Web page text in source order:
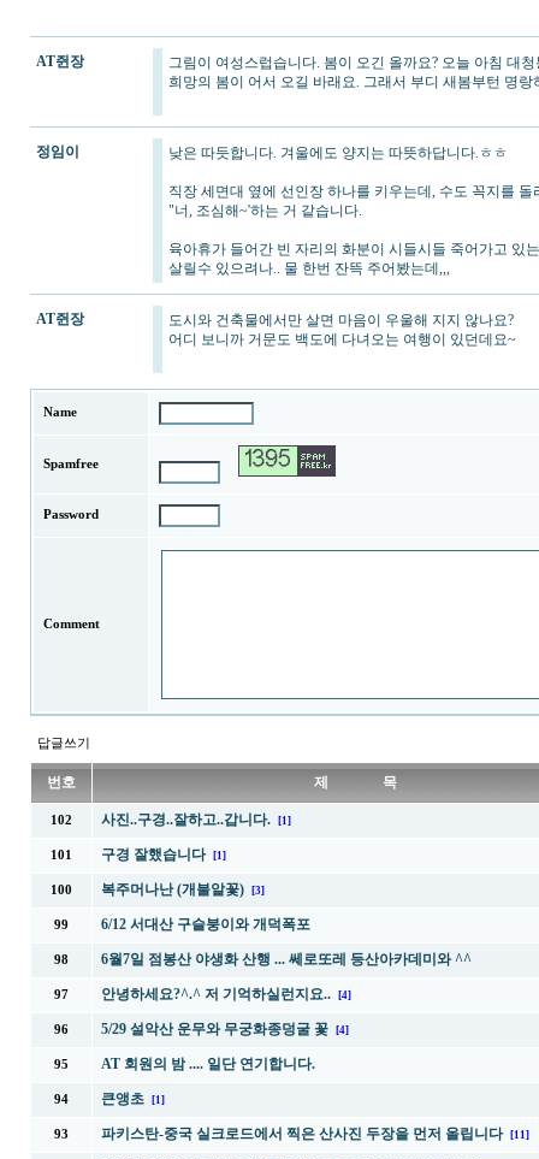
AT쥔장
그림이 여성스럽습니다. 봄이 오긴 올까요? 오늘 아침 대
희망의 봄이 어서 오길 바래요. 그래서 부디 새봄부턴 명
정임이 낮은 따듯합니다. 겨울에도 양지는 따뜻하답니다.ㅎㅎ
직장 세면대 옆에 선인장 하나를 키우는데, 수도 꼭지를
"너, 조심해~'하는 거 같습니다.
육아휴가 들어간 빈 자리의 화분이 시들시들 죽어가고 있
살릴수 있으려나.. 물 한번 잔뜩 주어봤는데,,,
AT쥔장
도시와 건축물에서만 살면 마음이 우울해 지지 않나요?
어디 보니까 거문도 백도에 다녀오는 여행이 있던데요~
Name
Spamfree
Password
Comment
답글쓰기
번호 제 목
102 사진..구경..잘하고..갑니다. [1]
101 구경 잘했습니다 [1]
100 복주머나난 (개불알꽃) [3]
99 6/12 서대산 구슬붕이와 개덕폭포
98 6월7일 점봉산 야생화 산행 ... 쎄로또레 등산아카데미와 ^^
97 안녕하세요?^.^ 저 기억하실런지요.. [4]
96 5/29 설악산 운무와 무궁화종덩굴 꽃 [4]
95 AT 회원의 밤 .... 일단 연기합니다.
94 큰앵초 [1]
93 파키스탄-중국 실크로드에서 찍은 산사진 두장을 먼저 올립니다 [11]